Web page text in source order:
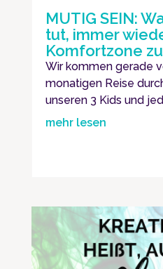
MUTIG SEIN:
tut, immer
Komfortzone
Wir kommen gerade
monatigen Reise
unseren 3 Kids und
mehr lesen